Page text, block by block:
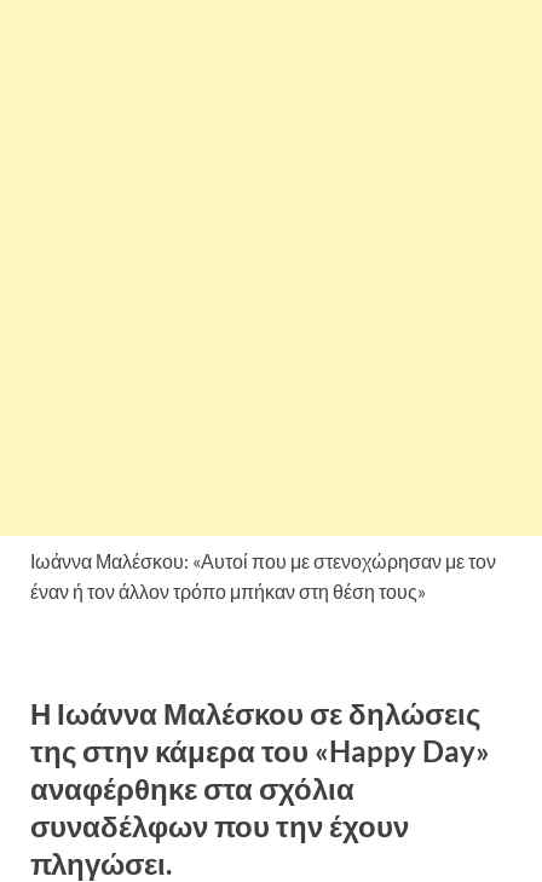
Ιωάννα Μαλέσκου: «Αυτοί που με στενοχώρησαν με τον
έναν ή τον άλλον τρόπο μπήκαν στη θέση τους»
Η Ιωάννα Μαλέσκου σε δηλώσεις
της στην κάμερα του «Happy Day»
αναφέρθηκε στα σχόλια
συναδέλφων που την έχουν
πληγώσει.